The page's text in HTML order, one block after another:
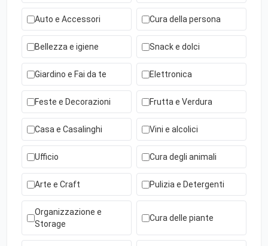
Auto e Accessori Cura della persona
Bellezza e igiene Snack e dolci
Giardino e Fai da te Elettronica
Feste e Decorazioni Frutta e Verdura
Casa e Casalinghi Vini e alcolici
Ufficio Cura degli animali
Arte e Craft Pulizia e Detergenti
Organizzazione e
Storage
Cura delle piante